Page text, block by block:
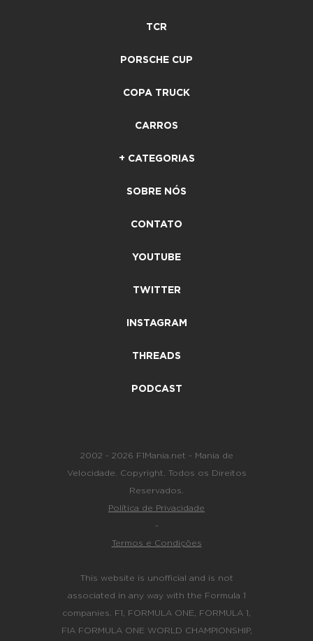
TCR
PORSCHE CUP
COPA TRUCK
CARROS
+ CATEGORIAS
SOBRE NÓS
CONTATO
YOUTUBE
TWITTER
INSTAGRAM
THREADS
PODCAST
2002 - 2026 F1Mania.net - Mania de
Velocidade. Copyright. Todos os Direitos
Reservados.
Política de Privacidade
-
Termos e Condições
This website is unofficial and is not
associated in any way with the Formula 1
companies. F1, FORMULA ONE, FORMULA 1,
FIA FORMULA ONE WORLD CHAMPIONSHIP,